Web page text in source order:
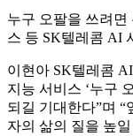
누구 오팔을 쓰려면
스 등 SK텔레콤 AI
이현아 SK텔레콤
지능 서비스 ‘누구
되길 기대한다”며
자의 삶의 질을 높